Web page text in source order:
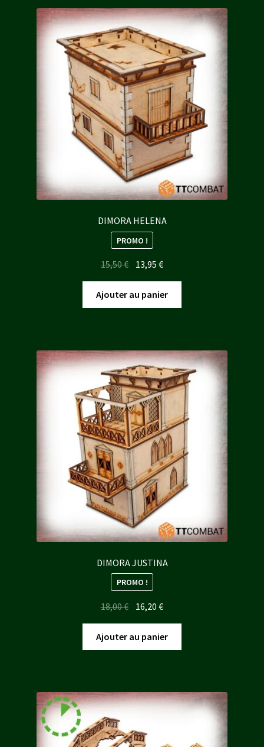
DIMORA HELENA
PROMO !
15,50€ Le
prix
initial
était :
13,95€Le
prix
actuel
est :
Ajouter au panier
DIMORA JUSTINA
PROMO !
18,00€ Le
initial
était :
16,20€Le
actuel
est :
Ajouter au panier